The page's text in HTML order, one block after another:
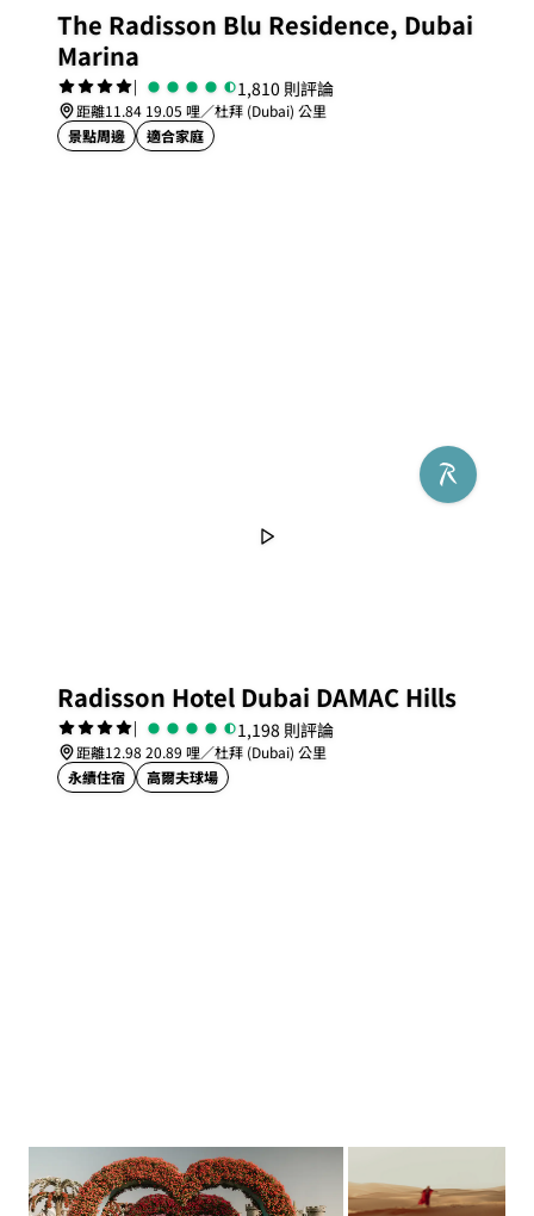
The Radisson Blu Residence, Dubai
Marina
| 1,810 則評論
距離11.84 19.05 哩／杜拜 (Dubai) 公里
景點周邊
適合家庭
Radisson Hotel Dubai DAMAC Hills
| 1,198 則評論
距離12.98 20.89 哩／杜拜 (Dubai) 公里
永續住宿
高爾夫球場